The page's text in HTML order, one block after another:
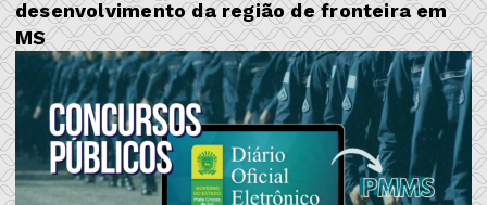
desenvolvimento da região de fronteira em
MS